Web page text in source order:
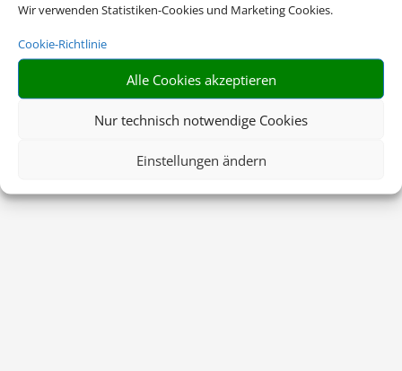
Wir verwenden Statistiken-Cookies und Marketing Cookies.
Cookie-Richtlinie
Alle Cookies akzeptieren
Nur technisch notwendige Cookies
Einstellungen ändern